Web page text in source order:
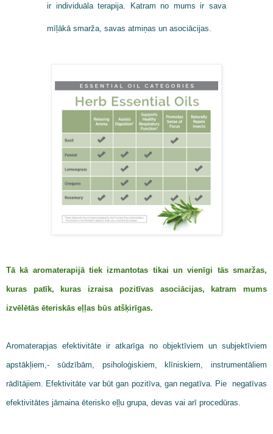
ir individuāla terapija. Katram no mums ir sava
mīļākā smarža, savas atmiņas un asociācijas.
Tā kā aromaterapijā tiek izmantotas tikai un vienīgi tās smaržas,
kuras patīk, kuras izraisa pozitīvas asociācijas, katram mums
izvēlētās ēteriskās eļļas būs atšķirīgas.
Aromaterapjas efektivitāte ir atkarīga no objektīviem un subjektīviem
apstākļiem,- sūdzībām, psiholoģiskiem, klīniskiem, instrumentāliem
rādītājiem. Efektivitāte var būt gan pozitīva, gan negatīva. Pie negatīvas
efektivitātes jāmaina ēterisko eļļu grupa, devas vai arī procedūras.